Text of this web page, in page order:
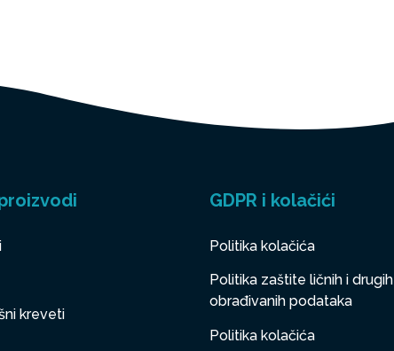
kreveti
GDPR i kolačići
Politika kolačića
Politika zaštite ličnih i drugih
obrađivanih podataka
Politika kolačića